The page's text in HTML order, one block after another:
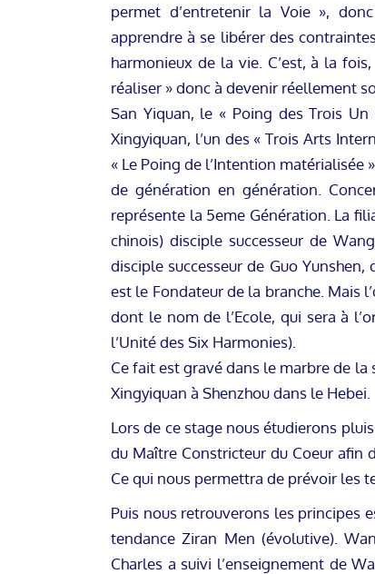
permet d’entretenir la Voie »,
apprendre à se libérer des
harmonieux de la vie. C’est, à la
réaliser » donc à devenir réellement
San Yiquan, le « Poing des Trois
Xingyiquan, l’un des « Trois Arts
« Le Poing de l’Intention matérialisée
de génération en génération.
représente la 5eme Génération. La
chinois) disciple successeur de
disciple successeur de Guo
est le Fondateur de la branche. Mais
dont le nom de l’Ecole, qui sera à
l’Unité des Six Harmonies).
Ce fait est gravé dans le marbre de
Xingyiquan à Shenzhou dans le Hebei.
Lors de ce stage nous étudierons
du Maître Constricteur du Coeur afin
Ce qui nous permettra de prévoir les
Puis nous retrouverons les principes
tendance Ziran Men (évolutive).
Charles a suivi l’enseignement de